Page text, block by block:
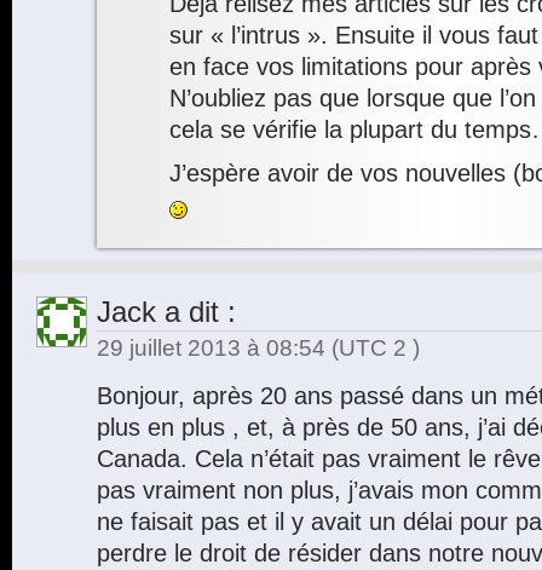
sur « l’intrus ». Ensuite il vous
en face vos limitations pour après
N’oubliez pas que lorsque que
cela se vérifie la plupart du
J’espère avoir de vos nouvelles
Jack a dit :
29 juillet 2013 à 08:54 (UTC 2 )
Bonjour, après 20 ans passé dans un
plus en plus , et, à près de 50 ans, j’ai
Canada. Cela n’était pas vraiment le
pas vraiment non plus, j’avais mon
ne faisait pas et il y avait un délai pour
perdre le droit de résider dans notre